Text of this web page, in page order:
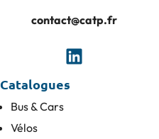
contact@catp.fr
Catalogues
Bus & Cars
Vélos